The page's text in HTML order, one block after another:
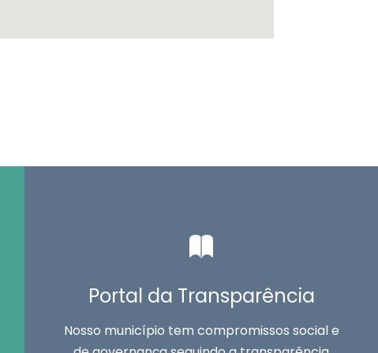
Portal da Transparência
Nosso município tem compromissos social e